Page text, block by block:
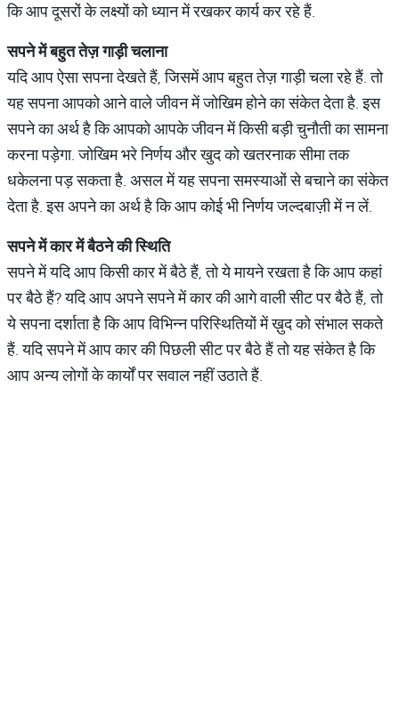
कि आप दूसरों के लक्ष्यों को ध्यान में रखकर कार्य कर रहे हैं.
सपनेमेंबहुततेज़गाड़ीचलाना
यदि आप ऐसा सपना देखते हैं, जिसमें आप बहुत तेज़ गाड़ी चला रहे हैं. तो
यह सपना आपको आने वाले जीवन में जोखिम होने का संकेत देता है. इस
सपने का अर्थ है कि आपको आपके जीवन में किसी बड़ी चुनौती का सामना
करना पड़ेगा. जोखिम भरे निर्णय और खुद को खतरनाक सीमा तक
धकेलना पड़ सकता है. असल में यह सपना समस्याओं से बचाने का संकेत
देता है. इस अपने का अर्थ है कि आप कोई भी निर्णय जल्दबाज़ी में न लें.
सपनेमेंकारमेंबैठनेकीस्थिति
सपने में यदि आप किसी कार में बैठे हैं, तो ये मायने रखता है कि आप कहां
पर बैठे हैं? यदि आप अपने सपने में कार की आगे वाली सीट पर बैठे हैं, तो
ये सपना दर्शाता है कि आप विभिन्न परिस्थितियों में ख़ुद को संभाल सकते
हैं. यदि सपने में आप कार की पिछली सीट पर बैठे हैं तो यह संकेत है कि
आप अन्य लोगों के कार्यों पर सवाल नहीं उठाते हैं.